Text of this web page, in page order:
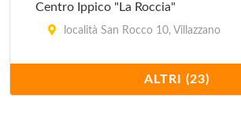
Centro Ippico "La Roccia"
località San Rocco 10, Villazzano
Centro ippico Action Horse Trentino
ALTRI (23)